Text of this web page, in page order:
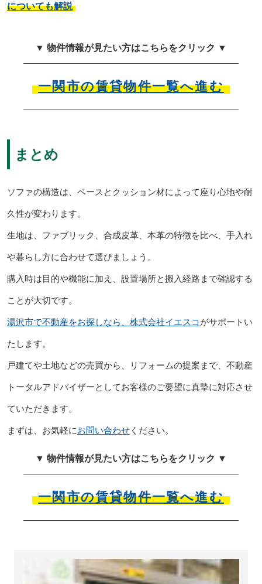
についても解説
▼ 物件情報が見たい方はこちらをクリック ▼
一関市の賃貸物件一覧へ進む
まとめ
ソファの構造は、ベースとクッション材によって座り心地や耐
久性が変わります。
生地は、ファブリック、合成皮革、本革の特徴を比べ、手入れ
や暮らし方に合わせて選びましょう。
購入時は目的や機能に加え、設置場所と搬入経路まで確認する
ことが大切です。
湯沢市で不動産をお探しなら、株式会社イエスコ がサポートい
たします。
戸建てや土地などの売買から、リフォームの提案まで、不動産
トータルアドバイザーとしてお客様のご要望に真摯に対応させ
ていただきます。
まずは、お気軽にお問い合わせください。
▼ 物件情報が見たい方はこちらをクリック ▼
一関市の賃貸物件一覧へ進む